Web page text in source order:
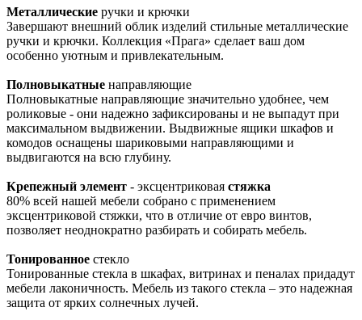
Металлические ручки и крючки
Завершают внешний облик изделий стильные металлические
ручки и крючки. Коллекция «Прага» сделает ваш дом
особенно уютным и привлекательным.
Полновыкатные направляющие
Полновыкатные направляющие значительно удобнее, чем
роликовые - они надежно зафиксированы и не выпадут при
максимальном выдвижении. Выдвижные ящики шкафов и
комодов оснащены шариковыми направляющими и
выдвигаются на всю глубину.
Крепежный элемент - эксцентриковая стяжка
80% всей нашей мебели собрано с применением
эксцентриковой стяжки, что в отличие от евро винтов,
позволяет неоднократно разбирать и собирать мебель.
Тонированное стекло
Тонированные стекла в шкафах, витринах и пеналах придадут
мебели лаконичность. Мебель из такого стекла – это надежная
защита от ярких солнечных лучей.